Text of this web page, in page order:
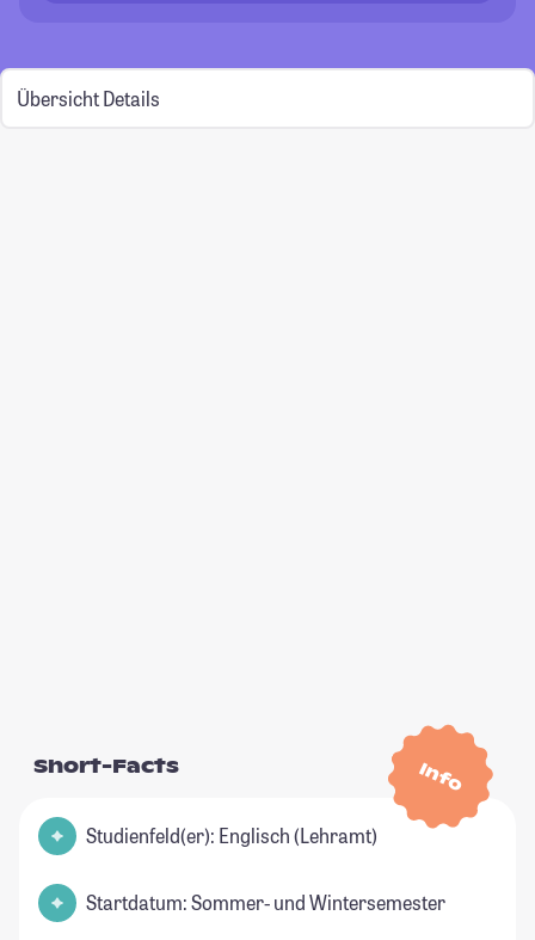
Übersicht Details
Info
Short-Facts
Studienfeld(er): Englisch (Lehramt)
Startdatum: Sommer- und Wintersemester